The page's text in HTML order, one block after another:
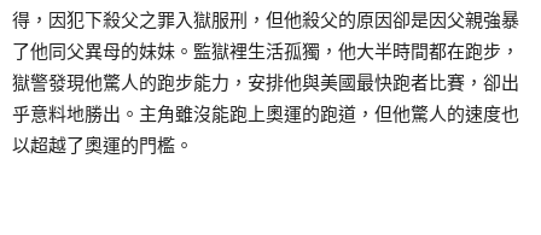
得，因犯下殺父之罪入獄服刑，但他殺父的原因卻是因父親強暴
了他同父異母的妹妹。監獄裡生活孤獨，他大半時間都在跑步，
獄警發現他驚人的跑步能力，安排他與美國最快跑者比賽，卻出
乎意料地勝出。主角雖沒能跑上奧運的跑道，但他驚人的速度也
以超越了奧運的門檻。